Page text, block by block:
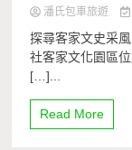
潘氏包車旅遊
探尋客家文史采
社客家文化園區
[…]...
Read More